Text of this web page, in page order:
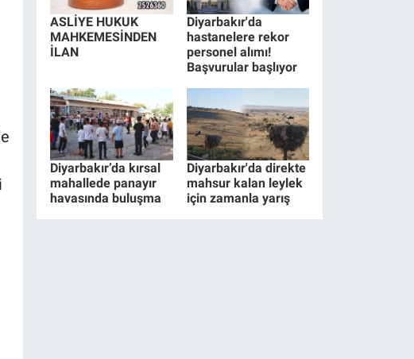
ASLİYE HUKUK
MAHKEMESİNDEN
İLAN
Diyarbakır'da
hastanelere rekor
personel alımı!
Başvurular başlıyor
Diyarbakır’da kırsal
mahallede panayır
havasında buluşma
Diyarbakır'da direkte
mahsur kalan leylek
için zamanla yarış